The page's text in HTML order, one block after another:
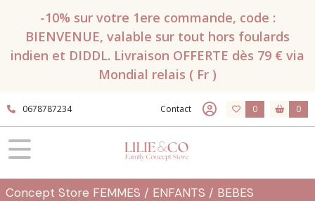
-10% sur votre 1ere commande, code :
BIENVENUE, valable sur tout hors foulards
indien et DIDDL. Livraison OFFERTE dès 79 € via
Mondial relais ( Fr )
0678787234 Contact 0 0
Concept Store FEMMES / ENFANTS / BEBES